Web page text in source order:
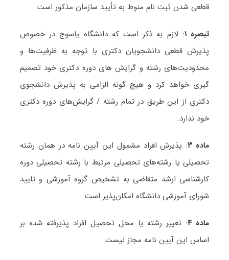
قطعی شدن ثبت نام منوط به تأیید سازمان مذکور است.
تبصره ۱ : لازم به ذکر است که دانشگاه یاسوج در خصوص
پذیرش قطعی دانشجویان دکتری با توجه به ظرفیت‌ها و
محدودیت‌های رشته و گرایش های دوره دکتری خود تصمیم
گیری خواهد کرد و هیچ گونه الزامی به پذیرش دانشجوی
دکتری از این طریق در تمام رشته / گرایش‌های دوره دکتری
خود ندارد.
ماده ۳
: پذیرش افراد مشمول این آیین نامه در همان رشته
تحصیلی یا رشته‌های تحصیلی مرتبط با رشته تحصیلی دوره
کارشناسی ارشد متقاضی به تشخیص گروه آموزشی و تایید
شورای آموزشی دانشگاه امکان‌پذیر است.
ماده ۴
: تغییر رشته یا محل تحصیل افراد پذیرفته شده بر
اساس این آیین نامه مجاز نیست.